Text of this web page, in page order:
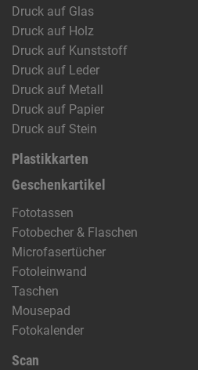
Druck auf Glas
Druck auf Holz
Druck auf Kunststoff
Druck auf Leder
Druck auf Metall
Druck auf Papier
Druck auf Stein
Plastikkarten
Geschenkartikel
Fototassen
Fotobecher & Flaschen
Microfasertücher
Fotoleinwand
Taschen
Mousepad
Fotokalender
Scan